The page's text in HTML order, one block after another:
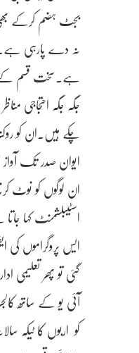
بجٹ ہضم کرکے
نہ دے پارہی
ہے.سخت قسم
جگہ جگہ احتجاجی
چکے ہیں.ان کو
ایوان صدر تک
ان لوگوں کو نوٹ
اسٹیبلشمنٹ کہا
ایس پروگراموں کی
گئی تو پھر
آئی یو کے ساتھ
کو اربوں کا ٹیکہ